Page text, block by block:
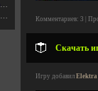
Комментариев: 3 |
Скачать
Игру добавил Elektra